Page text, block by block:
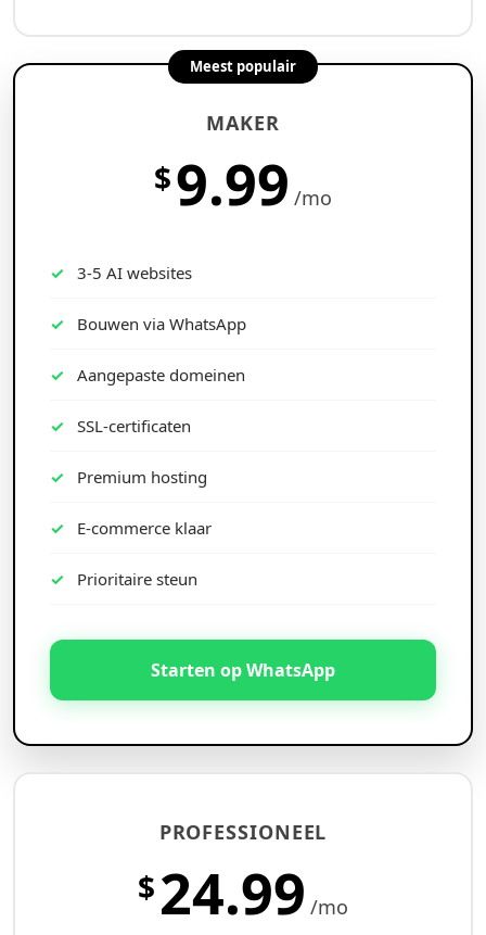
Meest populair
MAKER
$9.99 /mo
3-5 AI websites
Bouwen via WhatsApp
Aangepaste domeinen
SSL-certificaten
Premium hosting
E-commerce klaar
Prioritaire steun
Starten op WhatsApp
PROFESSIONEEL
$24.99 /mo